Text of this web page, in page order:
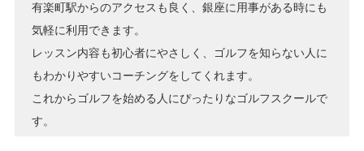
有楽町駅からのアクセスも良く、銀座に用事がある時にも
気軽に利用できます。
レッスン内容も初心者にやさしく、ゴルフを知らない人に
もわかりやすいコーチングをしてくれます。
これからゴルフを始める人にぴったりなゴルフスクールで
す。